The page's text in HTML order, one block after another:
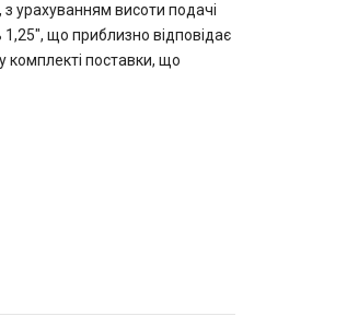
урахуванням висоти подачі
1,25", що приблизно відповідає
поставки, що